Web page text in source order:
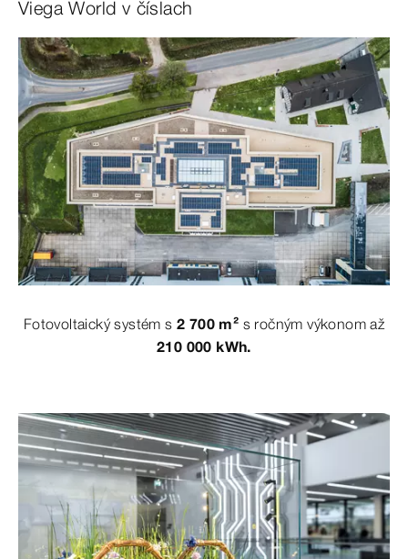
Viega World v číslach
Fotovoltaický systém s 2 700 m² s ročným výkonom až
210 000 kWh.